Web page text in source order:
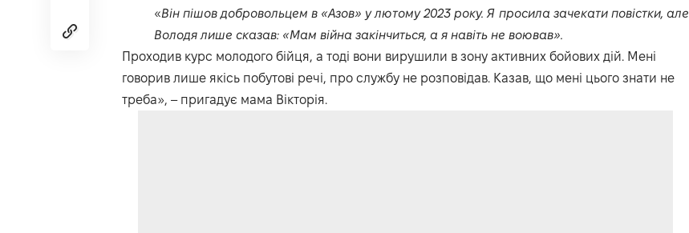
«Він пішов добровольцем в «Азов» у лютому 2023 року. Я просила зачекати повістки, але
Володя лише сказав: «Мам війна закінчиться, а я навіть не воював».
Проходив курс молодого бійця, а тоді вони вирушили в зону активних бойових дій. Мені
говорив лише якісь побутові речі, про службу не розповідав. Казав, що мені цього знати не
треба», – пригадує мама Вікторія.